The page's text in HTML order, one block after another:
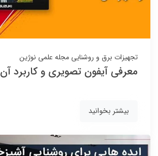
تجهیزات برق و روشنایی مجله علمی نوژین
معرفی آیفون تصویری و کاربرد آن
بیشتر بخوانید